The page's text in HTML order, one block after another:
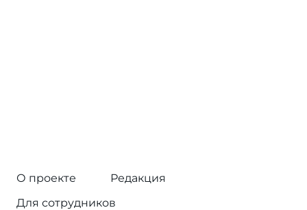
О проекте
Редакция
Для сотрудников